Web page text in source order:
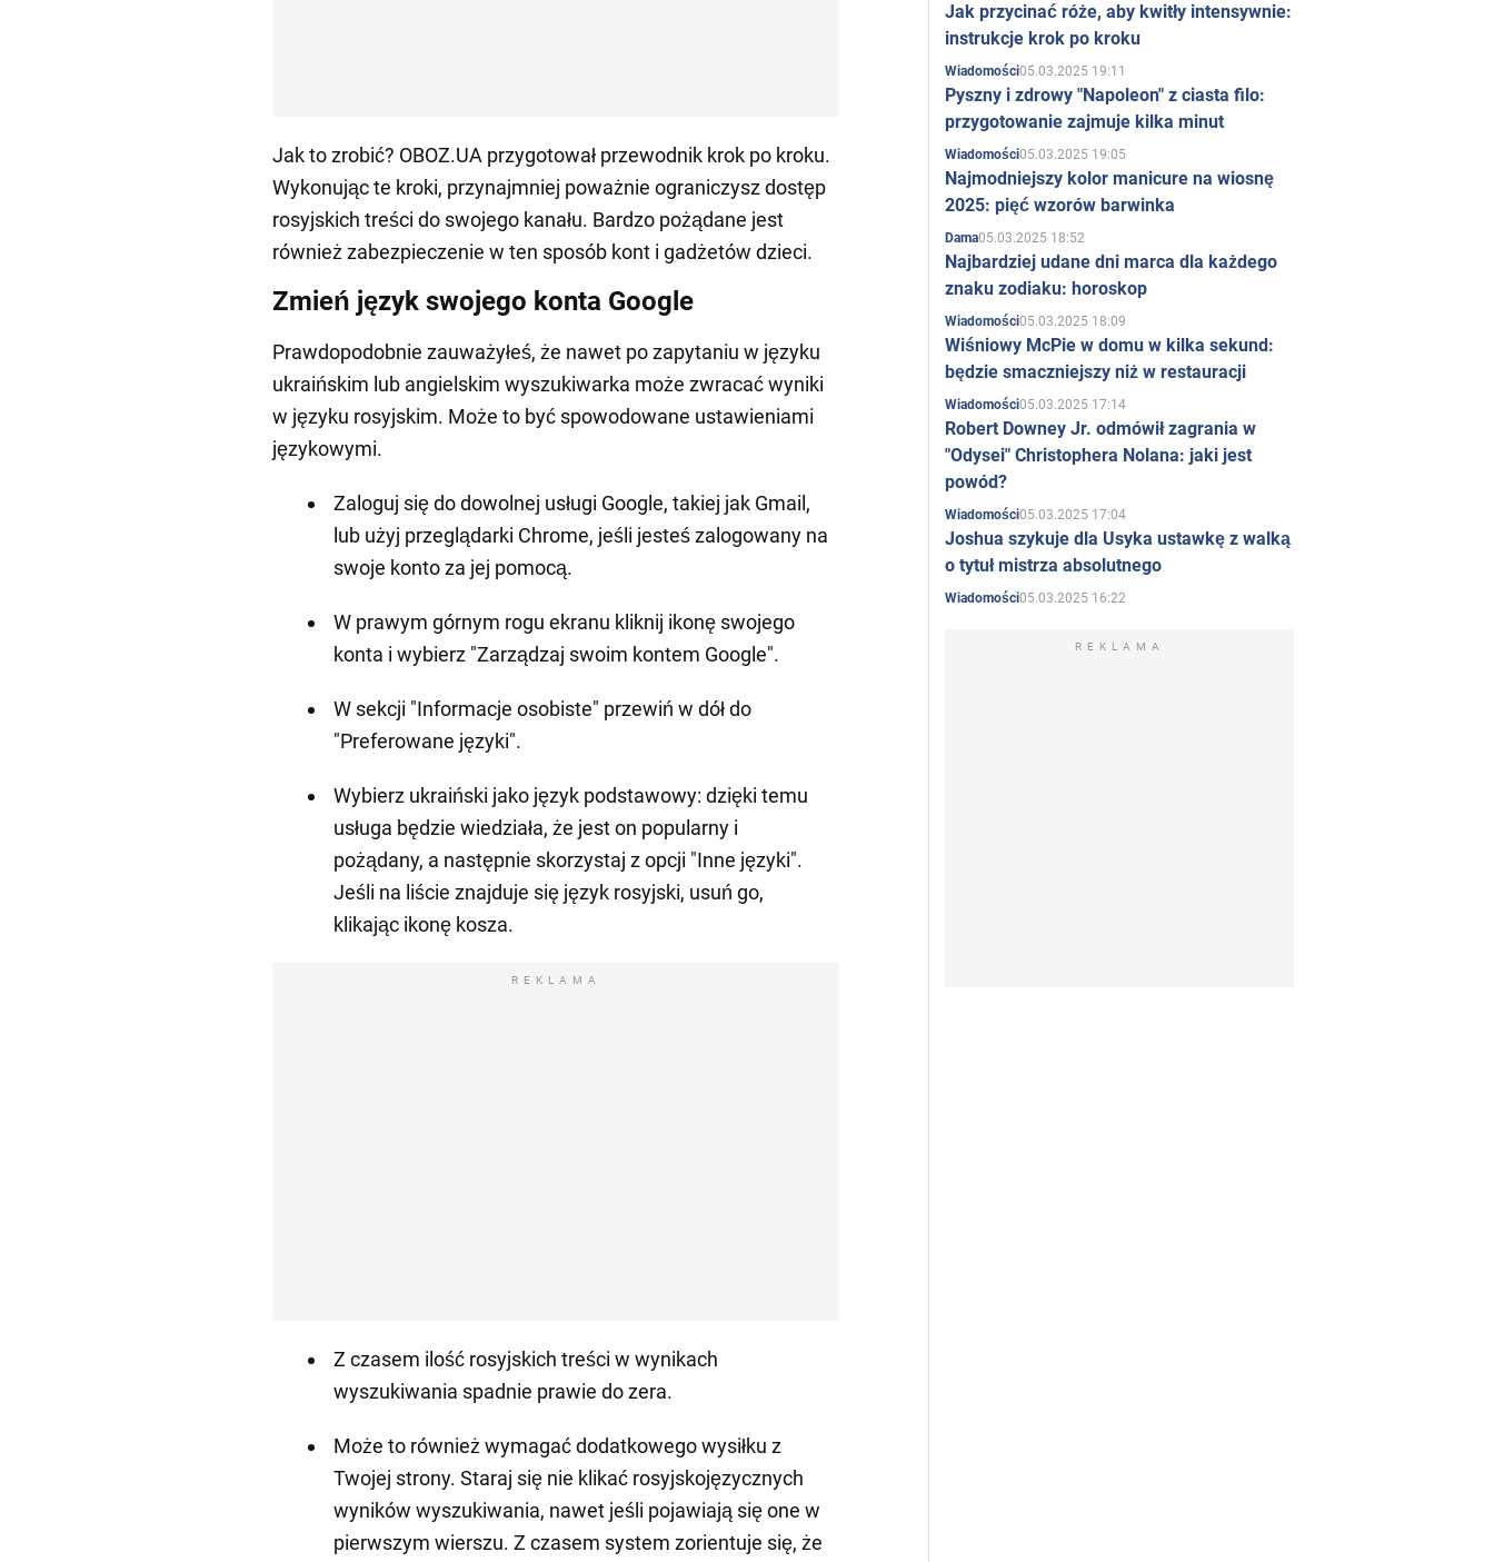
Jak to zrobić? OBOZ.UA przygotował przewodnik krok po kroku.
Wykonując te kroki, przynajmniej poważnie ograniczysz dostęp
rosyjskich treści do swojego kanału. Bardzo pożądane jest
również zabezpieczenie w ten sposób kont i gadżetów dzieci.
Zmień język swojego konta Google
Prawdopodobnie zauważyłeś, że nawet po zapytaniu w języku
ukraińskim lub angielskim wyszukiwarka może zwracać wyniki
w języku rosyjskim. Może to być spowodowane ustawieniami
językowymi.
Zaloguj się do dowolnej usługi Google, takiej jak Gmail,
lub użyj przeglądarki Chrome, jeśli jesteś zalogowany na
swoje konto za jej pomocą.
W prawym górnym rogu ekranu kliknij ikonę swojego
konta i wybierz "Zarządzaj swoim kontem Google".
W sekcji "Informacje osobiste" przewiń w dół do
"Preferowane języki".
Wybierz ukraiński jako język podstawowy: dzięki temu
usługa będzie wiedziała, że jest on popularny i
pożądany, a następnie skorzystaj z opcji "Inne języki".
Jeśli na liście znajduje się język rosyjski, usuń go,
klikając ikonę kosza.
REKLAMA
Z czasem ilość rosyjskich treści w wynikach
wyszukiwania spadnie prawie do zera.
Może to również wymagać dodatkowego wysiłku z
Twojej strony. Staraj się nie klikać rosyjskojęzycznych
wyników wyszukiwania, nawet jeśli pojawiają się one w
pierwszym wierszu. Z czasem system zorientuje się, że
Jak przycinać róże, aby kwitły intensywnie:
instrukcje krok po kroku
Wiadomości05.03.2025 19:11
Pyszny i zdrowy "Napoleon" z ciasta filo:
przygotowanie zajmuje kilka minut
Wiadomości05.03.2025 19:05
Najmodniejszy kolor manicure na wiosnę
2025: pięć wzorów barwinka
Dama05.03.2025 18:52
Najbardziej udane dni marca dla każdego
znaku zodiaku: horoskop
Wiadomości05.03.2025 18:09
Wiśniowy McPie w domu w kilka sekund:
będzie smaczniejszy niż w restauracji
Wiadomości05.03.2025 17:14
Robert Downey Jr. odmówił zagrania w
"Odysei" Christophera Nolana: jaki jest
powód?
Wiadomości05.03.2025 17:04
Joshua szykuje dla Usyka ustawkę z walką
o tytuł mistrza absolutnego
Wiadomości05.03.2025 16:22
REKLAMA